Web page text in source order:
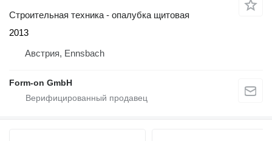
Строительная техника - опалубка щитовая
2013
Австрия, Ennsbach
Form-on GmbH